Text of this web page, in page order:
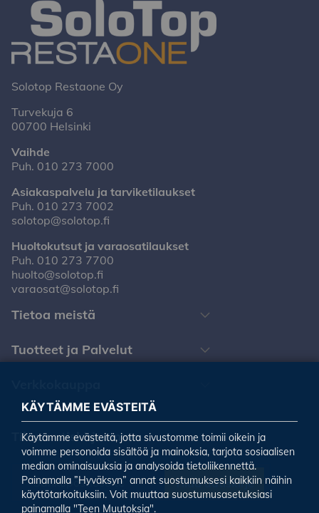
Solotop Restaone Oy
Turvekuja 6
00700 Helsinki
Vaihde
Puh. 010 273 7000
Asiakaspalvelu ja tarviketilaukset
Puh. 010 273 7002
solotop@solotop.fi
Huoltokutsut ja varaosatilaukset
Puh. 010 273 7700
huolto@solotop.fi
varaosat@solotop.fi
Tietoa meistä
Tuotteet ja Palvelut
Tilaa uutiskirjeemme
Tilaa uutiskirje
KÄYTÄMME EVÄSTEITÄ
Käytämme evästeitä, jotta sivustomme toimii oikein ja
voimme personoida sisältöä ja mainoksia, tarjota sosiaalisen
median ominaisuuksia ja analysoida tietoliikennettä.
Painamalla ”Hyväksyn” annat suostumuksesi kaikkiin näihin
käyttötarkoituksiin. Voit muuttaa suostumusasetuksiasi
painamalla "Teen Muutoksia".